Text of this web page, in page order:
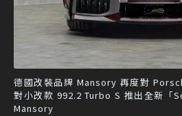
德國改裝品牌 Mansory 再度對
對小改款 992.2 Turbo S 推出全新「
Mansory